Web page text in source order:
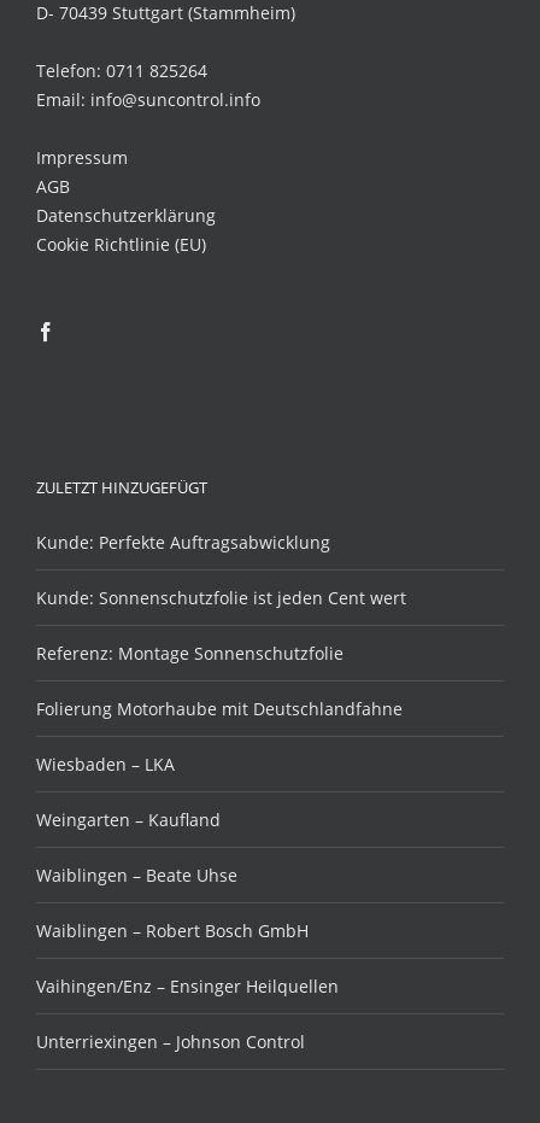
D- 70439 Stuttgart (Stammheim)
Telefon: 0711 825264
Email: info@suncontrol.info
Impressum
AGB
Datenschutzerklärung
Cookie Richtlinie (EU)
ZULETZT HINZUGEFÜGT
Kunde: Perfekte Auftragsabwicklung
Kunde: Sonnenschutzfolie ist jeden Cent wert
Referenz: Montage Sonnenschutzfolie
Folierung Motorhaube mit Deutschlandfahne
Wiesbaden – LKA
Weingarten – Kaufland
Waiblingen – Beate Uhse
Waiblingen – Robert Bosch GmbH
Vaihingen/Enz – Ensinger Heilquellen
Unterriexingen – Johnson Control